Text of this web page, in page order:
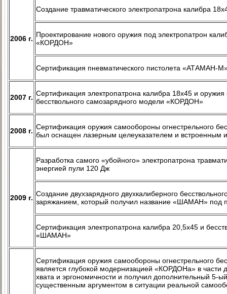
2006 г.
Создание травматического электропатрона калибра
Проектирование нового оружия под электропатрон
«КОРДОН»
Сертификация пневматического пистолета «АТАМАН-
2007 г. Сертификация электропатрона калибра 18х45 и
бесствольного самозарядного модели «КОРДОН»
2008 г. Сертификация оружия самообороны огнестрельного
был оснащен лазерным целеуказателем и встроенным
2009 г.
Разработка самого «убойного» электропатрона
энергией пули 120 Дж
Создание двухзарядного двухкалиберного
заряжанием, который получил название «ШАМАН» под
Сертификация электропатрона калибра 20,5х45 и
«ШАМАН»
Сертификация оружия самообороны огнестрельного
является глубокой модернизацией «КОРДОНа» в части
хвата и эргономичности и получил дополнительный 5-
существенным аргументом в ситуации реальной